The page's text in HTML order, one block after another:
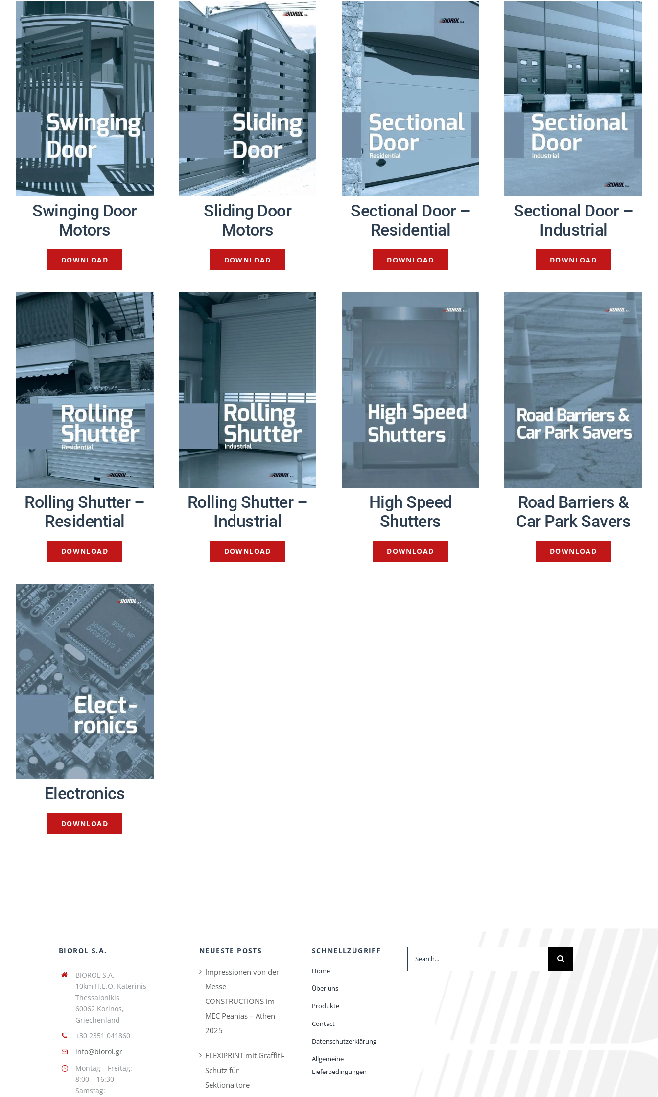
Swinging Door
Motors
DOWNLOAD
Sliding Door
Motors
DOWNLOAD
Sectional Door –
Residential
DOWNLOAD
Sectional Door –
Industrial
DOWNLOAD
Rolling Shutter –
Residential
DOWNLOAD
Rolling Shutter –
Industrial
DOWNLOAD
High Speed
Shutters
DOWNLOAD
Road Barriers &
Car Park Savers
DOWNLOAD
Electronics
DOWNLOAD
BIOROL S.A.
BIOROL S.A.
10km Π.Ε.Ο. Katerinis-
Thessalonikis
60062 Korinos,
Griechenland
+30 2351 041860
info@biorol.gr
Montag – Freitag:
8:00 – 16:30
Samstag:
NEUESTE POSTS
Impressionen von der
Messe
CONSTRUCTIONS im
MEC Peanias – Athen
2025
FLEXIPRINT mit Graffiti-
Schutz für
Sektionaltore
SCHNELLZUGRIFF
Home
Über uns
Produkte
Contact
Datenschutzerklärung
Allgemeine
Lieferbedingungen